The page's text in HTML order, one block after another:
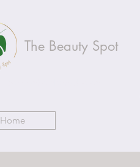
The Beauty Spot
Home